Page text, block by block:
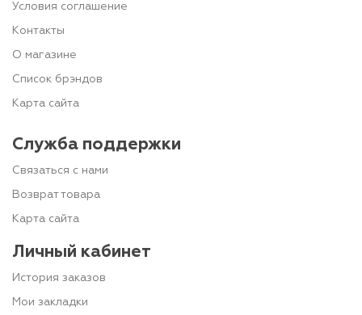
Условия соглашение
Контакты
О магазине
Список брэндов
Карта сайта
Служба поддержки
Связаться с нами
Возврат товара
Карта сайта
Личный кабинет
История заказов
Мои закладки